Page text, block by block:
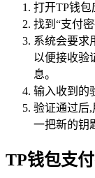
打开TP钱包
找到“支付
系统会要求
以便接收验
息。
输入收到的
验证通过后
一把新的钥
TP钱包支